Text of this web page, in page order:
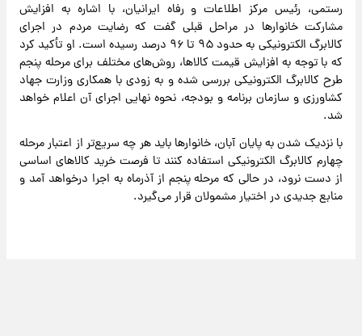
رستمی، رئیس مرکز اطلاعات و رفاه ایرانیان، با اشاره به افزایش
مشارکت خانوارها در مراحل قبلی گفت که رضایت مردم در اجرای
کالابرگ الکترونیکی به حدود ۹۵ تا ۹۶ درصد رسیده است. او تأکید کرد
که با توجه به افزایش قیمت کالاها، روش‌های مختلف برای مرحله پنجم
طرح کالابرگ الکترونیکی بررسی شده و به زودی با همکاری وزارت جهاد
کشاورزی و سازمان برنامه و بودجه، نحوه نهایی اجرای آن اعلام خواهد
شد.
با نزدیک شدن به پایان آبان، خانوارها باید هر چه سریع‌تر از اعتبار مرحله
چهارم کالابرگ الکترونیکی استفاده کنند تا فرصت خرید کالاهای اساسی
از دست نرود، در حالی که مرحله پنجم از آذرماه به اجرا درخواهد آمد و
منابع جدیدی در اختیار مشمولان قرار می‌گیرد.